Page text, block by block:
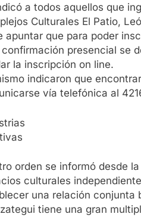
a todos aquellos que
Culturales El Patio,
apuntar que para poder
confirmación presencial se
la inscripción on line.
indicaron que
vía telefónica al
orden se informó desde
culturales
una relación conjunta
tiene una gran